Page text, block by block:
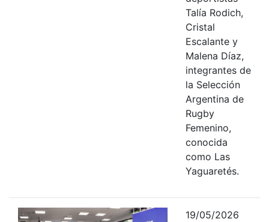
Talía Rodich,
Cristal
Escalante y
Malena Díaz,
integrantes de
la Selección
Argentina de
Rugby
Femenino,
conocida
como Las
Yaguaretés.
19/05/2026